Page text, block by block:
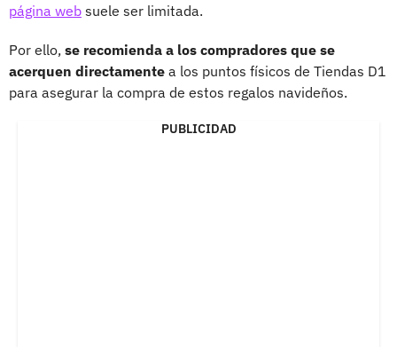
página web suele ser limitada.
Por ello, se recomienda a los compradores que se
acerquen directamente a los puntos físicos de Tiendas D1
para asegurar la compra de estos regalos navideños.
PUBLICIDAD